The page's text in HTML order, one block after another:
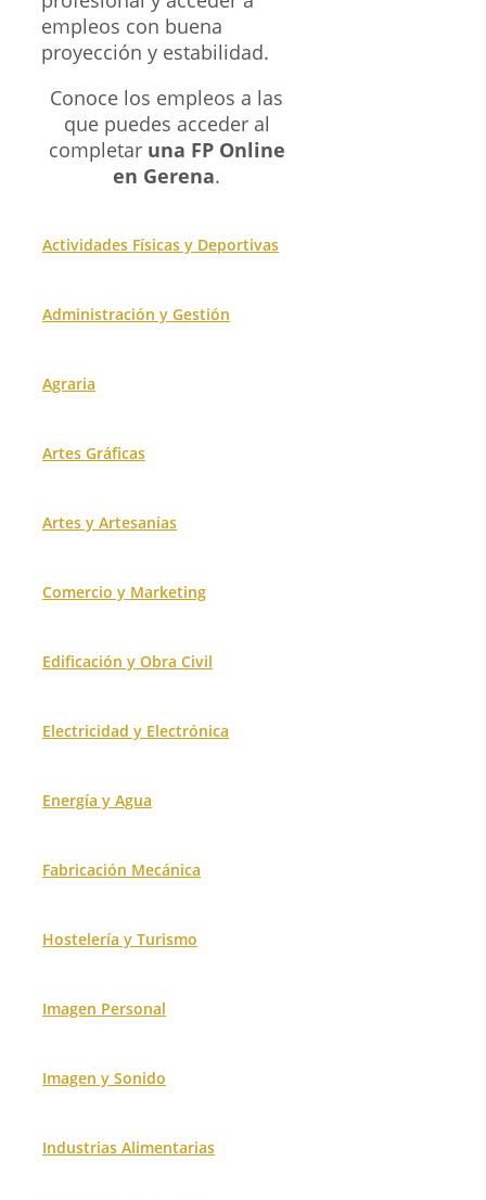
empleos con buena
proyección y estabilidad.
Conoce los empleos a las
que puedes acceder al
completar una FP Online
en Gerena.
Actividades Físicas y Deportivas
Administración y Gestión
Agraria
Artes Gráficas
Artes y Artesanias
Comercio y Marketing
Edificación y Obra Civil
Electricidad y Electrónica
Energía y Agua
Fabricación Mecánica
Hostelería y Turismo
Imagen Personal
Imagen y Sonido
Industrias Alimentarias